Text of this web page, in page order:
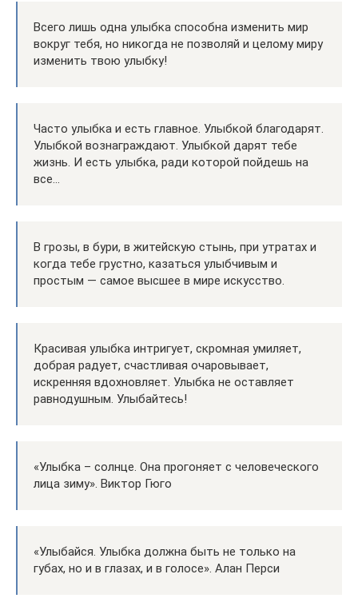
Всего лишь одна улыбка способна изменить мир
вокруг тебя, но никогда не позволяй и целому миру
изменить твою улыбку!
Часто улыбка и есть главное. Улыбкой благодарят.
Улыбкой вознаграждают. Улыбкой дарят тебе
жизнь. И есть улыбка, ради которой пойдешь на
все…
В грозы, в бури, в житейскую стынь, при утратах и
когда тебе грустно, казаться улыбчивым и
простым — самое высшее в мире искусство.
Красивая улыбка интригует, скромная умиляет,
добрая радует, счастливая очаровывает,
искренняя вдохновляет. Улыбка не оставляет
равнодушным. Улыбайтесь!
«Улыбка – солнце. Она прогоняет с человеческого
лица зиму». Виктор Гюго
«Улыбайся. Улыбка должна быть не только на
губах, но и в глазах, и в голосе». Алан Перси